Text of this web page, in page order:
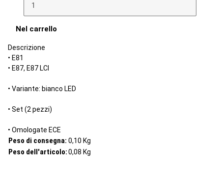
Nel carrello
Descrizione
• E81
• E87, E87 LCI
• Variante: bianco LED
• Set (2 pezzi)
• Omologate ECE
Peso di consegna: 0,10 Kg
Peso dell'articolo:0,08 Kg